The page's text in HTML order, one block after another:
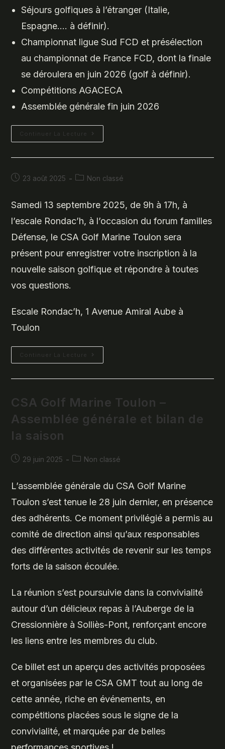
Séjours golfiques à l’étranger (Italie,
Espagne…. à définir).
Championnat ligue Sud FCD et présélection
au championnat de France FCD, dont la finale
se déroulera en juin 2026 (golf à définir).
Compétitions AGACECA
Assemblée générale fin juin 2026
Continuer La Lecture
Au
Programme
2026
Publication
23 août 2025
PostNon classé
Samedi 13 septembre 2025, de 9h à 17h, à
l’escale Rondac’h, à l’occasion du forum familles
Défense, le CSA Golf Marine Toulon sera
présent pour enregistrer votre inscription à la
nouvelle saison golfique et répondre à toutes
vos questions.
Escale Rondac’h, 1 Avenue Amiral Aube à
Toulon
Continuer La Lecture
CSA Golf Marine Toulon –
Assemblée générale et bilan de
la saison
Publication
29 juin 2025
PostNon classé
L’assemblée générale du CSA Golf Marine
Toulon s’est tenue le 28 juin dernier, en présence
des adhérents. Ce moment privilégié a permis au
comité de direction ainsi qu’aux responsables
des différentes activités de revenir sur les temps
forts de la saison écoulée.
La réunion s’est poursuivie dans la convivialité
autour d’un délicieux repas à l’Auberge de la
Cressionnière à Solliès-Pont, renforçant encore
les liens entre les membres du club.
Ce billet est un aperçu des activités proposées
et organisées par le CSA GMT tout au long de
cette année, riche en événements, en
compétitions placées sous le signe de la
convivialité, et marquée par de belles